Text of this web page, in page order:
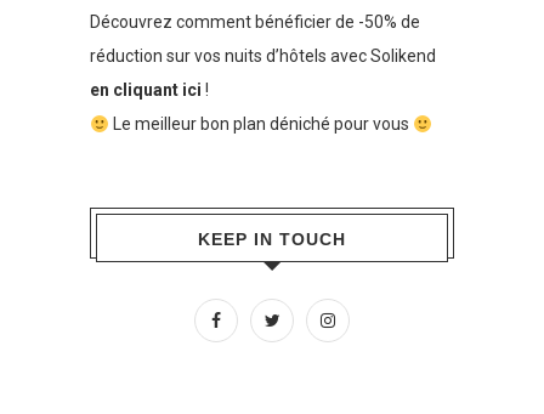
Découvrez comment bénéficier de -50% de
réduction sur vos nuits d’hôtels avec Solikend
en cliquant ici !
Le meilleur bon plan déniché pour vous
KEEP IN TOUCH